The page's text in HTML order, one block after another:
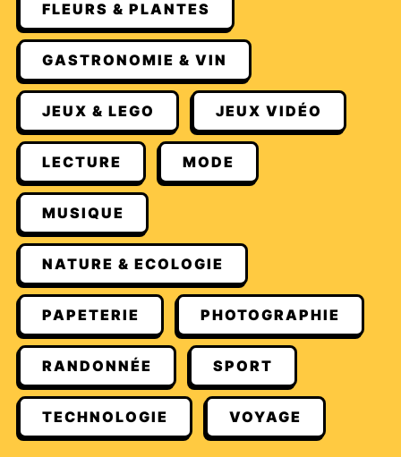
FLEURS & PLANTES
GASTRONOMIE & VIN
JEUX & LEGO JEUX VIDÉO
LECTURE MODE
MUSIQUE
NATURE & ECOLOGIE
PAPETERIE PHOTOGRAPHIE
RANDONNÉE SPORT
TECHNOLOGIE VOYAGE